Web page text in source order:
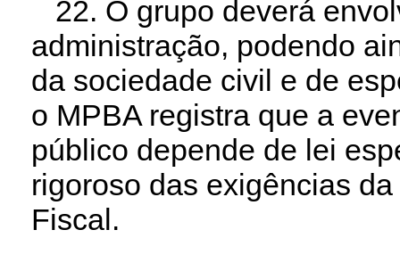
22. O grupo deverá
administração, podendo
da sociedade civil e de
o MPBA registra que a
público depende de lei
rigoroso das exigências
Fiscal.